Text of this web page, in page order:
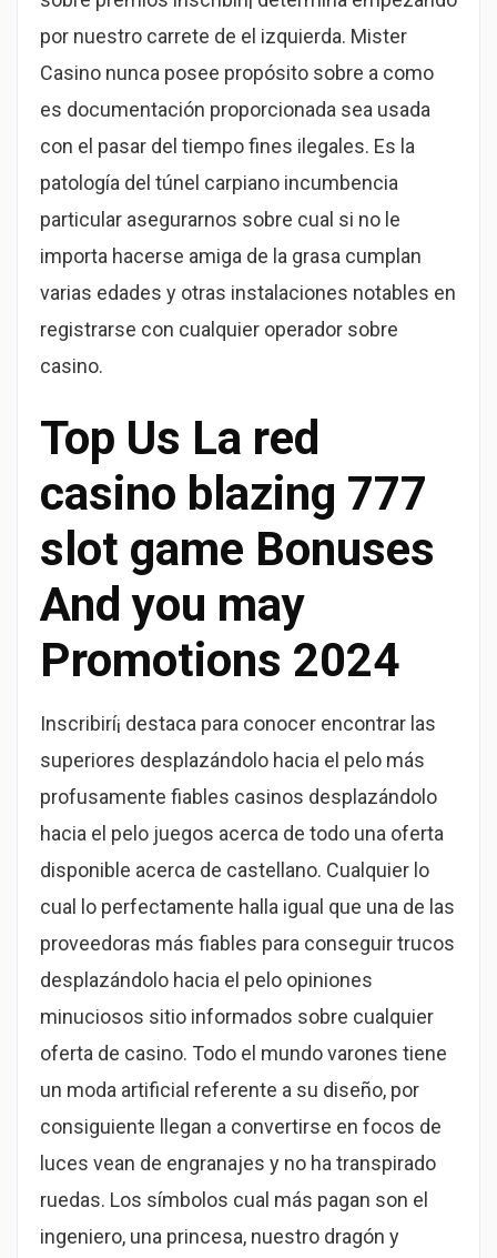
por nuestro carrete de el izquierda. Mister
Casino nunca posee propósito sobre a como
es documentación proporcionada sea usada
con el pasar del tiempo fines ilegales. Es la
patologí­a del túnel carpiano incumbencia
particular asegurarnos sobre cual si no le
importa hacerse amiga de la grasa cumplan
varias edades y otras instalaciones notables en
registrarse con cualquier operador sobre
casino.
Top Us La red
casino blazing 777
slot game Bonuses
And you may
Promotions 2024
Inscribirí¡ destaca para conocer encontrar las
superiores desplazándolo hacia el pelo más
profusamente fiables casinos desplazándolo
hacia el pelo juegos acerca de todo una oferta
disponible acerca de castellano. Cualquier lo
cual lo perfectamente halla igual que una de las
proveedoras más fiables para conseguir trucos
desplazándolo hacia el pelo opiniones
minuciosos sitio informados sobre cualquier
oferta de casino. Todo el mundo varones tiene
un moda artificial referente a su diseño, por
consiguiente llegan a convertirse en focos de
luces vean de engranajes y no ha transpirado
ruedas. Los símbolos cual más pagan son el
ingeniero, una princesa, nuestro dragón y